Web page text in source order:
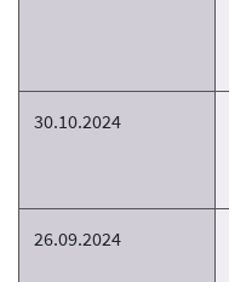
30.10.2024
26.09.2024